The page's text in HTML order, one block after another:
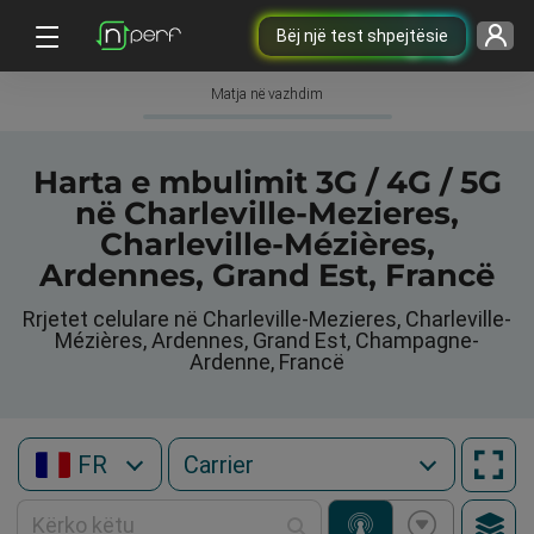
Bëj një test shpejtësie
Matja në vazhdim
Harta e mbulimit 3G / 4G / 5G
në Charleville-Mezieres,
Charleville-Mézières,
Ardennes, Grand Est, Francë
Rrjetet celulare në Charleville-Mezieres, Charleville-
Mézières, Ardennes, Grand Est, Champagne-
Ardenne, Francë
FR